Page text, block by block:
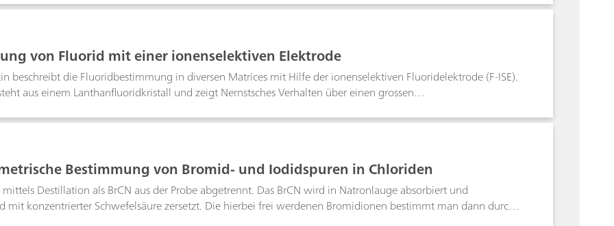
von Fluorid mit einer ionenselektiven Elektrode
beschreibt die Fluoridbestimmung in diversen Matrices mit Hilfe der ionenselektiven Fluoridelektrode (F-ISE).
aus einem Lanthanfluoridkristall und zeigt Nernstsches Verhalten über einen grossen
Fluoridbestimmung. Der zweite Teil demonstriert die Direktbestimmung von Fluorid mit der
Bestimmung von Bromid- und Iodidspuren in Chloriden
Destillation als BrCN aus der Probe abgetrennt. Das BrCN wird in Natronlauge absorbiert und
mit konzentrierter Schwefelsäure zersetzt. Die hierbei frei werdenen Bromidionen bestimmt man dann durch